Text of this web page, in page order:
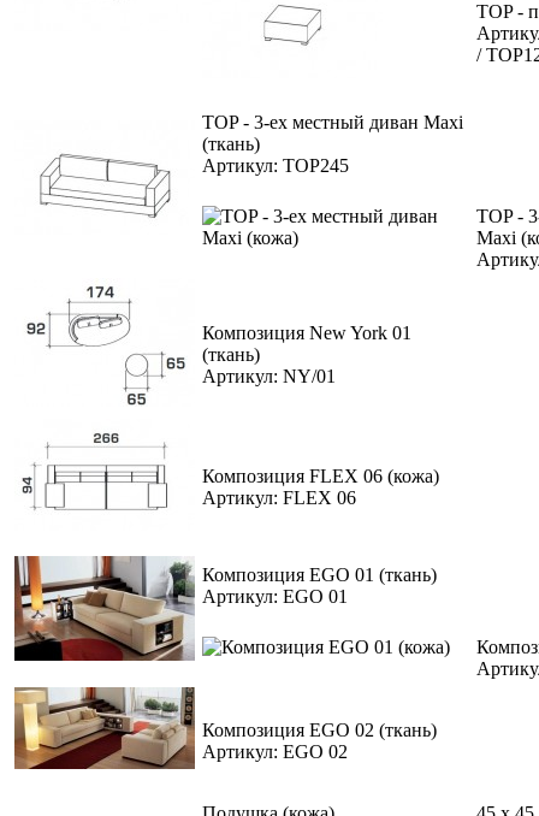
TOP -
/
TOP - 3-ех местный диван Maxi
(ткань)
Артикул: TOP245
TOP -
Maxi
Композиция New York 01
(ткань)
Артикул: NY/01
Композиция FLEX 06 (кожа)
Артикул: FLEX 06
Композиция EGO 01 (ткань)
Артикул: EGO 01
Композиция EGO 02 (ткань)
Артикул: EGO 02